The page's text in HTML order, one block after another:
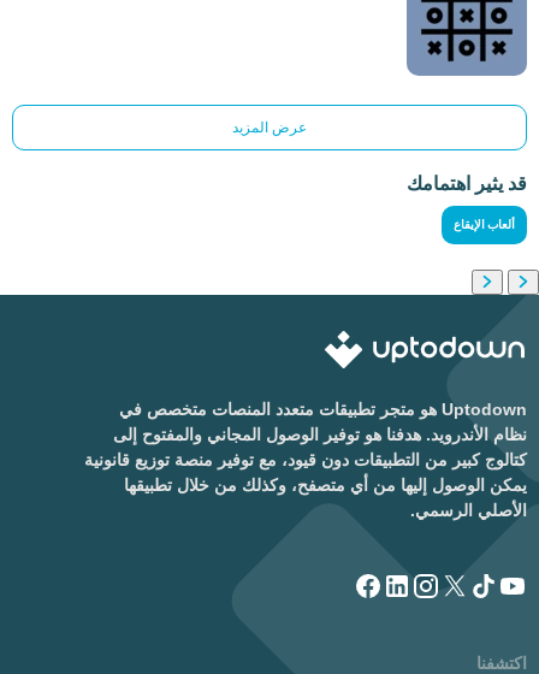
عرض المزيد
قد يثير اهتمامك
ألعاب الإيقاع
Uptodown هو متجر تطبيقات متعدد المنصات متخصص في
نظام الأندرويد. هدفنا هو توفير الوصول المجاني والمفتوح إلى
كتالوج كبير من التطبيقات دون قيود، مع توفير منصة توزيع قانونية
يمكن الوصول إليها من أي متصفح، وكذلك من خلال تطبيقها
الأصلي الرسمي.
اكتشفنا